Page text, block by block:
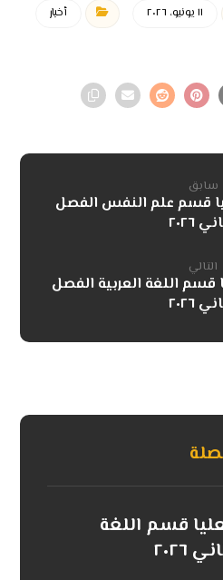
١١ يونيو، ٢٠٢٦ أخبار
سابق
قسم علم النفس الفصل
٢٠٢٦
التالي
قسم اللغة العربية الفصل
٢٠٢٦
قسم اللغة